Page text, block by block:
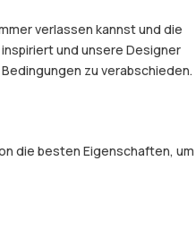
verlassen kannst und die
und unsere Designer
zu verabschieden.
die besten Eigenschaften, um